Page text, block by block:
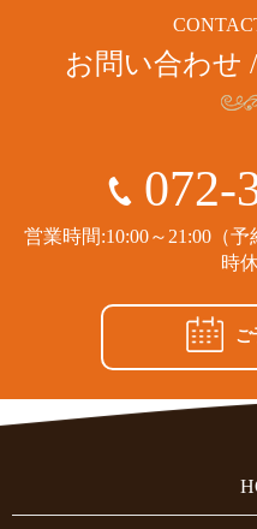
お問い合わせ
072-
営業時間:10:00～21:00（
時
ご